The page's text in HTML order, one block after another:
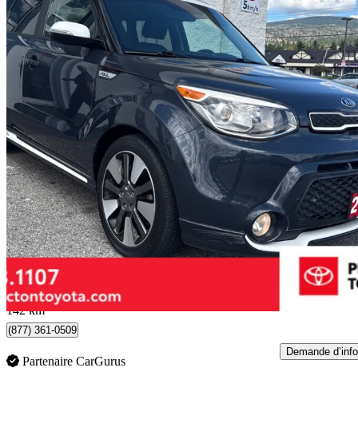
2014 Kia Soul
SX67 333 km
12 999 $ Bonne
228 $/mois env.
Penticton, BC
142 km
(877) 361-0509
Partenaire CarGurus
Demande d’info